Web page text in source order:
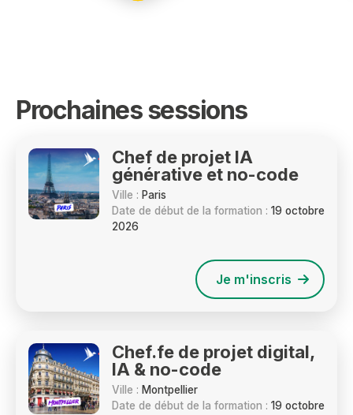
Prochaines sessions
Chef de projet IA
générative et no-code
Ville : Paris
Date de début de la formation : 19 octobre
2026
Je m'inscris
Chef.fe de projet digital,
IA & no-code
Ville : Montpellier
Date de début de la formation : 19 octobre